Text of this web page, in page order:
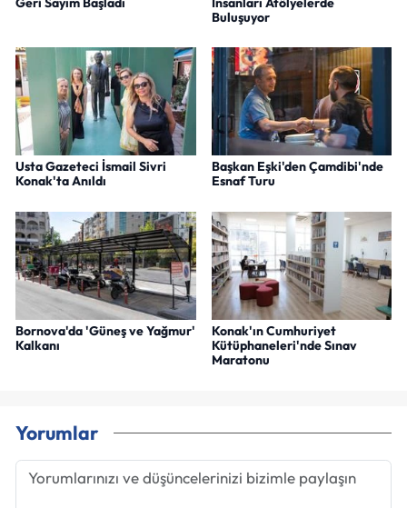
Buluşuyor
Usta Gazeteci İsmail Sivri
Konak'ta Anıldı
Başkan Eşki'den Çamdibi'nde
Esnaf Turu
Bornova'da 'Güneş ve Yağmur'
Kalkanı
Konak'ın Cumhuriyet
Kütüphaneleri'nde Sınav
Maratonu
Yorumlar